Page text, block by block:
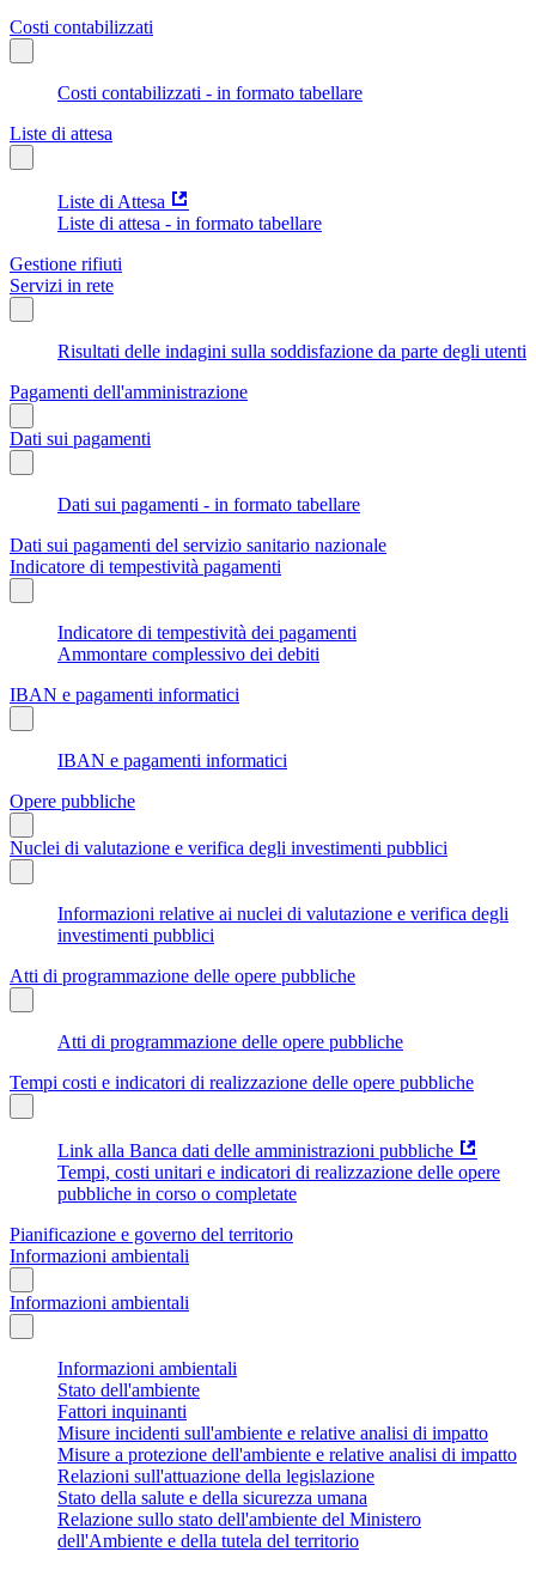
Costi contabilizzati
Costi contabilizzati - in formato tabellare
Liste di attesa
Liste di Attesa
Liste di attesa - in formato tabellare
Gestione rifiuti
Servizi in rete
Risultati delle indagini sulla soddisfazione da parte degli utenti
Pagamenti dell'amministrazione
Dati sui pagamenti
Dati sui pagamenti - in formato tabellare
Dati sui pagamenti del servizio sanitario nazionale
Indicatore di tempestività pagamenti
Indicatore di tempestività dei pagamenti
Ammontare complessivo dei debiti
IBAN e pagamenti informatici
IBAN e pagamenti informatici
Opere pubbliche
Nuclei di valutazione e verifica degli investimenti pubblici
Informazioni relative ai nuclei di valutazione e verifica degli
investimenti pubblici
Atti di programmazione delle opere pubbliche
Atti di programmazione delle opere pubbliche
Tempi costi e indicatori di realizzazione delle opere pubbliche
Link alla Banca dati delle amministrazioni pubbliche
Tempi, costi unitari e indicatori di realizzazione delle opere
pubbliche in corso o completate
Pianificazione e governo del territorio
Informazioni ambientali
Informazioni ambientali
Informazioni ambientali
Stato dell'ambiente
Fattori inquinanti
Misure incidenti sull'ambiente e relative analisi di impatto
Misure a protezione dell'ambiente e relative analisi di impatto
Relazioni sull'attuazione della legislazione
Stato della salute e della sicurezza umana
Relazione sullo stato dell'ambiente del Ministero
dell'Ambiente e della tutela del territorio